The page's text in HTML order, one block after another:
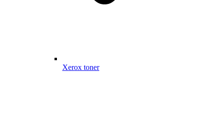
Xerox toner